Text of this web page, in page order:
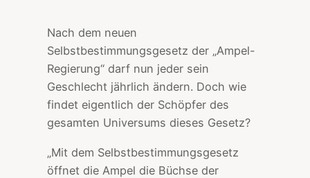
Nach dem neuen
Selbstbestimmungsgesetz der „Ampel-
Regierung“ darf nun jeder sein
Geschlecht jährlich ändern. Doch wie
findet eigentlich der Schöpfer des
gesamten Universums dieses Gesetz?
„Mit dem Selbstbestimmungsgesetz
öffnet die Ampel die Büchse der